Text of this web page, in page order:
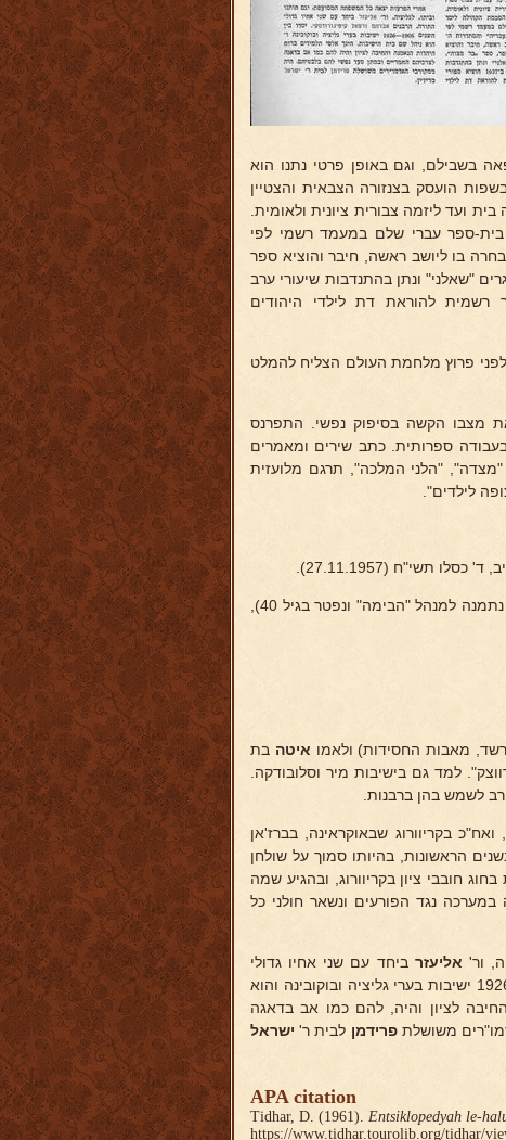
בשבילם, וגם באופן פרטי נתנו הוא
הועסק בצנזורה הצבאית והצטיין
ועד ליזמה צבורית ציונית ולאומית.
בית-ספר עברי שלם במעמד רשמי לפי
בו ליושב ראשה, חיבר והוציא ספר
"שאלני" ונתן בהתנדבות שיעורי ערב
שאושר רשמית להוראת דת לילדי היהודים
על אוסטריה נאסר פעמיים ובקיץ 1939, סמוך לפני פרוץ מלחמת העולם הצליח להמלט
מצבו הקשה בסיפוק נפשי. התפרנס
ספרותית. כתב שירים ומאמרים
"מצדה", "הלני המלכה", תרגם מלועזית
לילדים".
תשי"ח (27.11.1957).
למנהל "הבימה" ונפטר בגיל 40),
מאבות החסידות) ולאמו איטה בת
למד גם בישיבות מיר וסלובודקה.
לשמש בהן ברבנות.
בקריוורוג שבאוקראינה, בברז'אן
הראשונות, בהיותו סמוך על שולחן
חובבי ציון בקריוורוג, ובהגיע שמה
קשה במערכה נגד הפורעים ונשאר חולני כל
ור' אליעזר ביחד עם שני אחיו גדולי
יסדו בין השנים 1926-1905 ישיבות בערי גליציה ובוקובינה והוא
לציון והיה, להם כמו אב בדאגה
משושלת פרידמן לבית ר'ישראל
APA citation
Tidhar, D. (1961). Entsiklopedyah le-
https://www.tidhar.tourolib.org/tidhar/